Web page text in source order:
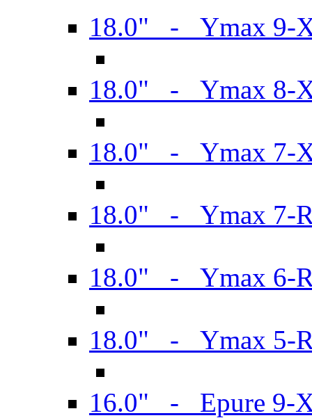
18.0" - Ymax 9-
18.0" - Ymax 8-
18.0" - Ymax 7-
18.0" - Ymax 7-
18.0" - Ymax 6-
18.0" - Ymax 5-
16.0" - Epure 9-